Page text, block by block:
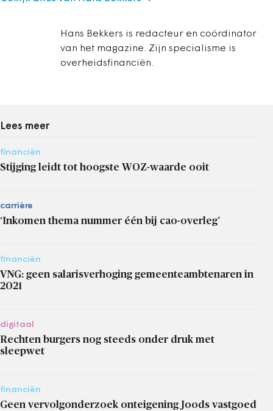
Hans Bekkers is redacteur en coördinator
van het magazine. Zijn specialisme is
overheidsfinanciën.
Lees meer
financiën
Stijging leidt tot hoogste WOZ-waarde ooit
carrière
‘Inkomen thema nummer één bij cao-overleg’
financiën
VNG: geen salarisverhoging gemeenteambtenaren in
2021
digitaal
Rechten burgers nog steeds onder druk met
sleepwet
financiën
Geen vervolgonderzoek onteigening Joods vastgoed